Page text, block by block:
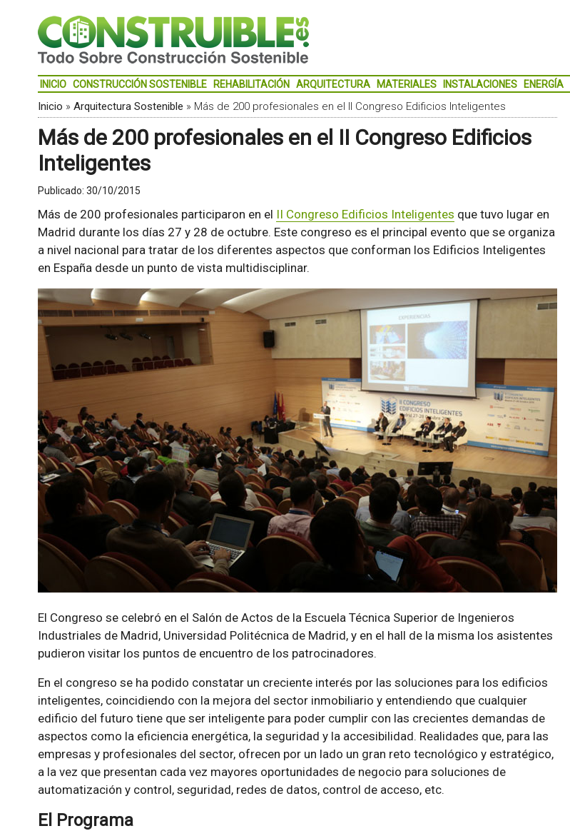
INICIO CONSTRUCCIÓN SOSTENIBLE REHABILITACIÓN ARQUITECTURA MATERIALES INSTALACIONES ENERGÍA
Inicio » Arquitectura Sostenible » Más de 200 profesionales en el II Congreso Edificios Inteligentes
Más de 200 profesionales en el II Congreso Edificios
Inteligentes
Publicado: 30/10/2015
Más de 200 profesionales participaron en el II Congreso Edificios Inteligentes que tuvo lugar en
Madrid durante los días 27 y 28 de octubre. Este congreso es el principal evento que se organiza
a nivel nacional para tratar de los diferentes aspectos que conforman los Edificios Inteligentes
en España desde un punto de vista multidisciplinar.
El Congreso se celebró en el Salón de Actos de la Escuela Técnica Superior de Ingenieros
Industriales de Madrid, Universidad Politécnica de Madrid, y en el hall de la misma los asistentes
pudieron visitar los puntos de encuentro de los patrocinadores.
En el congreso se ha podido constatar un creciente interés por las soluciones para los edificios
inteligentes, coincidiendo con la mejora del sector inmobiliario y entendiendo que cualquier
edificio del futuro tiene que ser inteligente para poder cumplir con las crecientes demandas de
aspectos como la eficiencia energética, la seguridad y la accesibilidad. Realidades que, para las
empresas y profesionales del sector, ofrecen por un lado un gran reto tecnológico y estratégico,
a la vez que presentan cada vez mayores oportunidades de negocio para soluciones de
automatización y control, seguridad, redes de datos, control de acceso, etc.
El Programa